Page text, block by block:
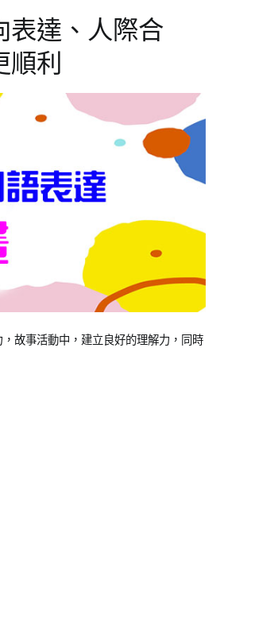
表達、人際合
利
故事活動中，建立良好的理解力，同時